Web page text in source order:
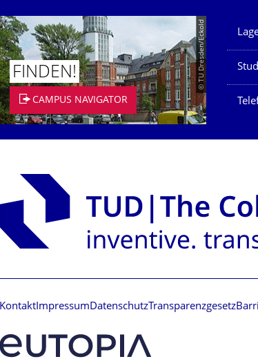
© TU Dresden/Eckold
FINDEN!
CAMPUS NAVIGATOR
Kontakt Impressum DatenschutzTransparenzgesetz